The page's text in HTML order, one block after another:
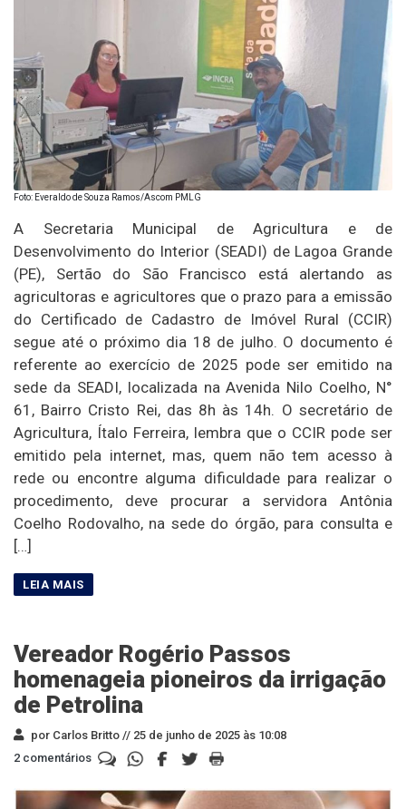
Foto: Everaldo de Souza Ramos/Ascom PMLG
A Secretaria Municipal de Agricultura e de
Desenvolvimento do Interior (SEADI) de Lagoa Grande
(PE), Sertão do São Francisco está alertando as
agricultoras e agricultores que o prazo para a emissão
do Certificado de Cadastro de Imóvel Rural (CCIR)
segue até o próximo dia 18 de julho. O documento é
referente ao exercício de 2025 pode ser emitido na
sede da SEADI, localizada na Avenida Nilo Coelho, N°
61, Bairro Cristo Rei, das 8h às 14h. O secretário de
Agricultura, Ítalo Ferreira, lembra que o CCIR pode ser
emitido pela internet, mas, quem não tem acesso à
rede ou encontre alguma dificuldade para realizar o
procedimento, deve procurar a servidora Antônia
Coelho Rodovalho, na sede do órgão, para consulta e
[…]
Vereador Rogério Passos
homenageia pioneiros da irrigação
de Petrolina
por Carlos Britto // 25 de junho de 2025 às 10:08
2 comentários